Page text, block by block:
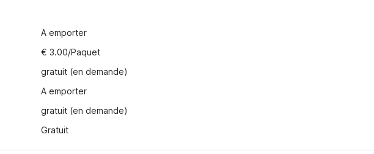
A emporter
€ 3.00/Paquet
gratuit (en demande)
A emporter
gratuit (en demande)
Gratuit